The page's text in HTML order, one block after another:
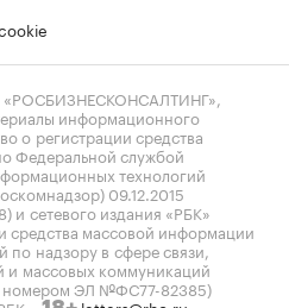
информационного
о регистрации средства
Федеральной службой
технологий
09.12.2015
сетевого издания «РБК»
средства массовой информации
надзору в сфере связи,
и массовых коммуникаций
номером ЭЛ №ФС77-82385)